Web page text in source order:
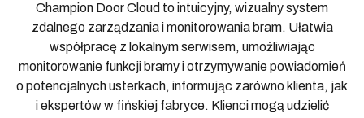
Champion Door Cloud to intuicyjny, wizualny system
zdalnego zarządzania i monitorowania bram. Ułatwia
współpracę z lokalnym serwisem, umożliwiając
monitorowanie funkcji bramy i otrzymywanie powiadomień
o potencjalnych usterkach, informując zarówno klienta, jak
i ekspertów w fińskiej fabryce. Klienci mogą udzielić